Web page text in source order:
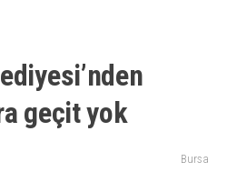
geçit yok
Bursa